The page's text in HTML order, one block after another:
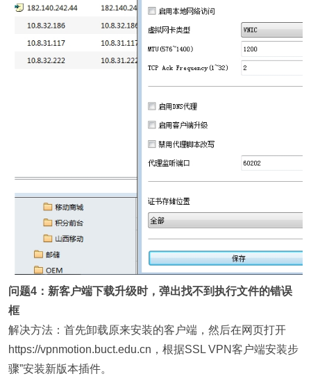
问题4：新客户端下载升级时，弹出找不到执行文件的错误
框
解决方法 ：首先卸载原来安装的客户端，然后在网页打开
https://vpnmotion.buct.edu.cn ，根据SSL VPN客户端安装步
骤”安装新版本插件。